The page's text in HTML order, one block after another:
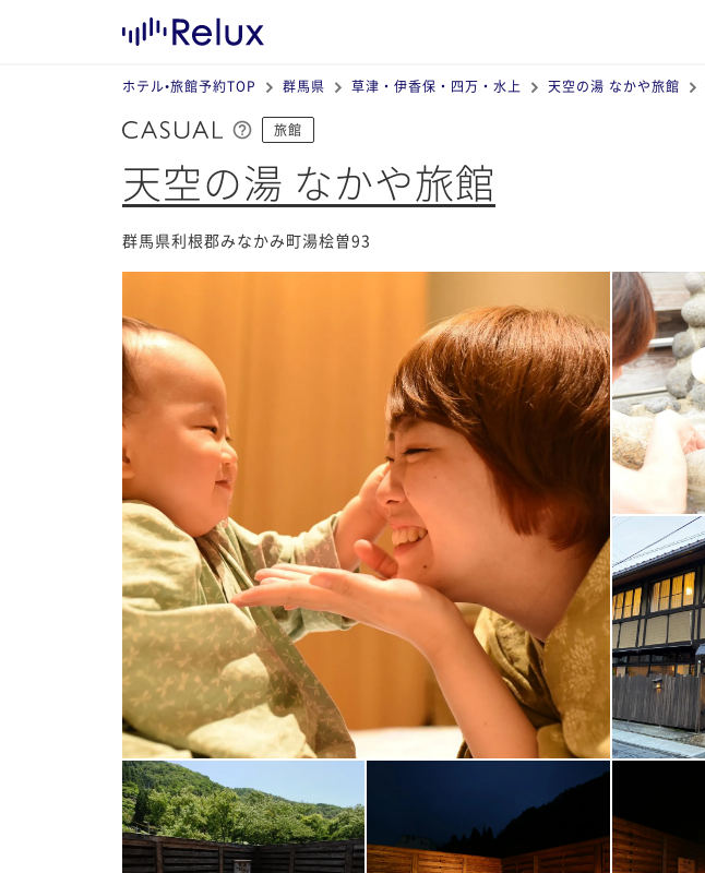
ホテル•旅館予約TOP 群馬県 草津・伊香保・四万・水上 天空の湯 なかや旅館
旅館
天空の湯 なかや旅館
群馬県利根郡みなかみ町湯桧曽93